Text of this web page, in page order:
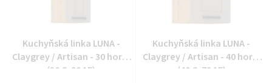
Kuchyňská linka LUNA -
Claygrey / Artisan - 30 horní
(30 G-90 1F)
Kuchyňská linka LUNA -
Claygrey / Artisan - 40 horní
(40 G-72 1F)